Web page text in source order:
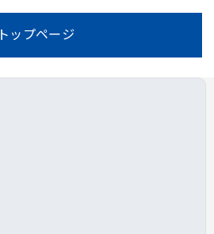
トップページ